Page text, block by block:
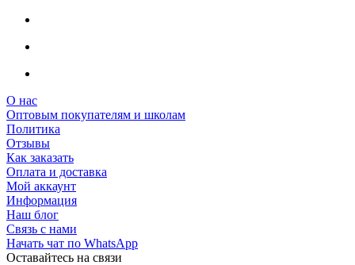
О нас
Оптовым покупателям и школам
Политика
Отзывы
Как заказать
Оплата и доставка
Мой аккаунт
Информация
Наш блог
Связь с нами
Начать чат по WhatsApp
Оставайтесь на связи